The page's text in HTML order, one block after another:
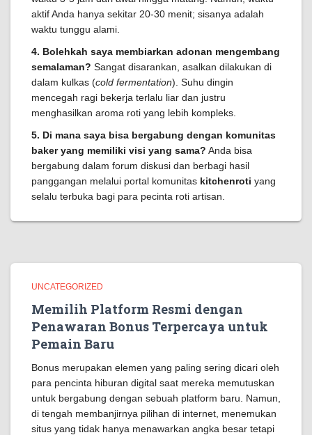
aktif Anda hanya sekitar 20-30 menit; sisanya adalah
waktu tunggu alami.
4. Bolehkah saya membiarkan adonan mengembang
semalaman? Sangat disarankan, asalkan dilakukan di
dalam kulkas (cold fermentation). Suhu dingin
mencegah ragi bekerja terlalu liar dan justru
menghasilkan aroma roti yang lebih kompleks.
5. Di mana saya bisa bergabung dengan komunitas
baker yang memiliki visi yang sama? Anda bisa
bergabung dalam forum diskusi dan berbagi hasil
panggangan melalui portal komunitas kitchenroti yang
selalu terbuka bagi para pecinta roti artisan.
UNCATEGORIZED
Memilih Platform Resmi dengan
Penawaran Bonus Terpercaya untuk
Pemain Baru
Bonus merupakan elemen yang paling sering dicari oleh
para pencinta hiburan digital saat mereka memutuskan
untuk bergabung dengan sebuah platform baru. Namun,
di tengah membanjirnya pilihan di internet, menemukan
situs yang tidak hanya menawarkan angka besar tetapi